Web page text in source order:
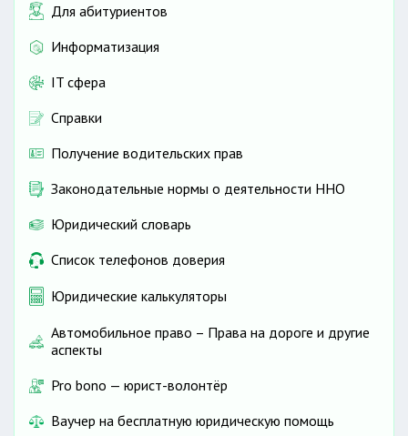
Для абитуриентов
Информатизация
IT сфера
Справки
Получение водительских прав
Законодательные нормы о деятельности ННО
Юридический словарь
Список телефонов доверия
Юридические калькуляторы
Автомобильное право – Права на дороге и другие
аспекты
Pro bono — юрист-волонтёр
Ваучер на бесплатную юридическую помощь